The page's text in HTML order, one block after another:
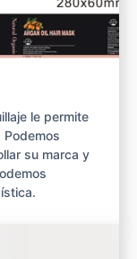
le permite
su marca y